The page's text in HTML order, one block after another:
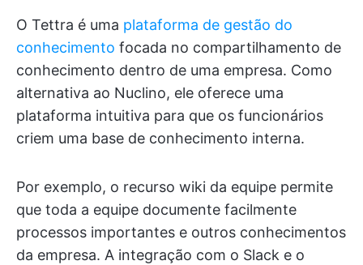
O Tettra é uma plataforma de gestão do
conhecimento focada no compartilhamento de
conhecimento dentro de uma empresa. Como
alternativa ao Nuclino, ele oferece uma
plataforma intuitiva para que os funcionários
criem uma base de conhecimento interna.
Por exemplo, o recurso wiki da equipe permite
que toda a equipe documente facilmente
processos importantes e outros conhecimentos
da empresa. A integração com o Slack e o